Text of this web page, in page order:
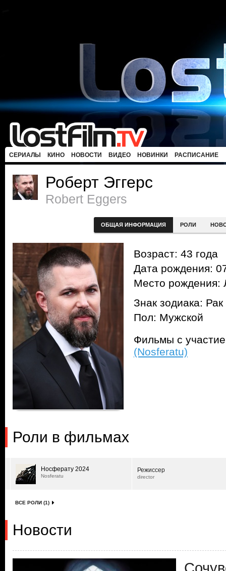
СЕРИАЛЫ КИНО НОВОСТИ ВИДЕО НОВИНКИ РАСПИСАНИЕ
Роберт Эггерс
Robert Eggers
ОБЩАЯ ИНФОРМАЦИЯ РОЛИ
Возраст: 43 года
Дата рождения:
Место
Знак зодиака: Рак
Пол: Мужской
Фильмы с
(Nosferatu)
Роли в фильмах
Носферату 2024
Nosferatu
Режиссер
director
ВСЕ РОЛИ (1)
Новости